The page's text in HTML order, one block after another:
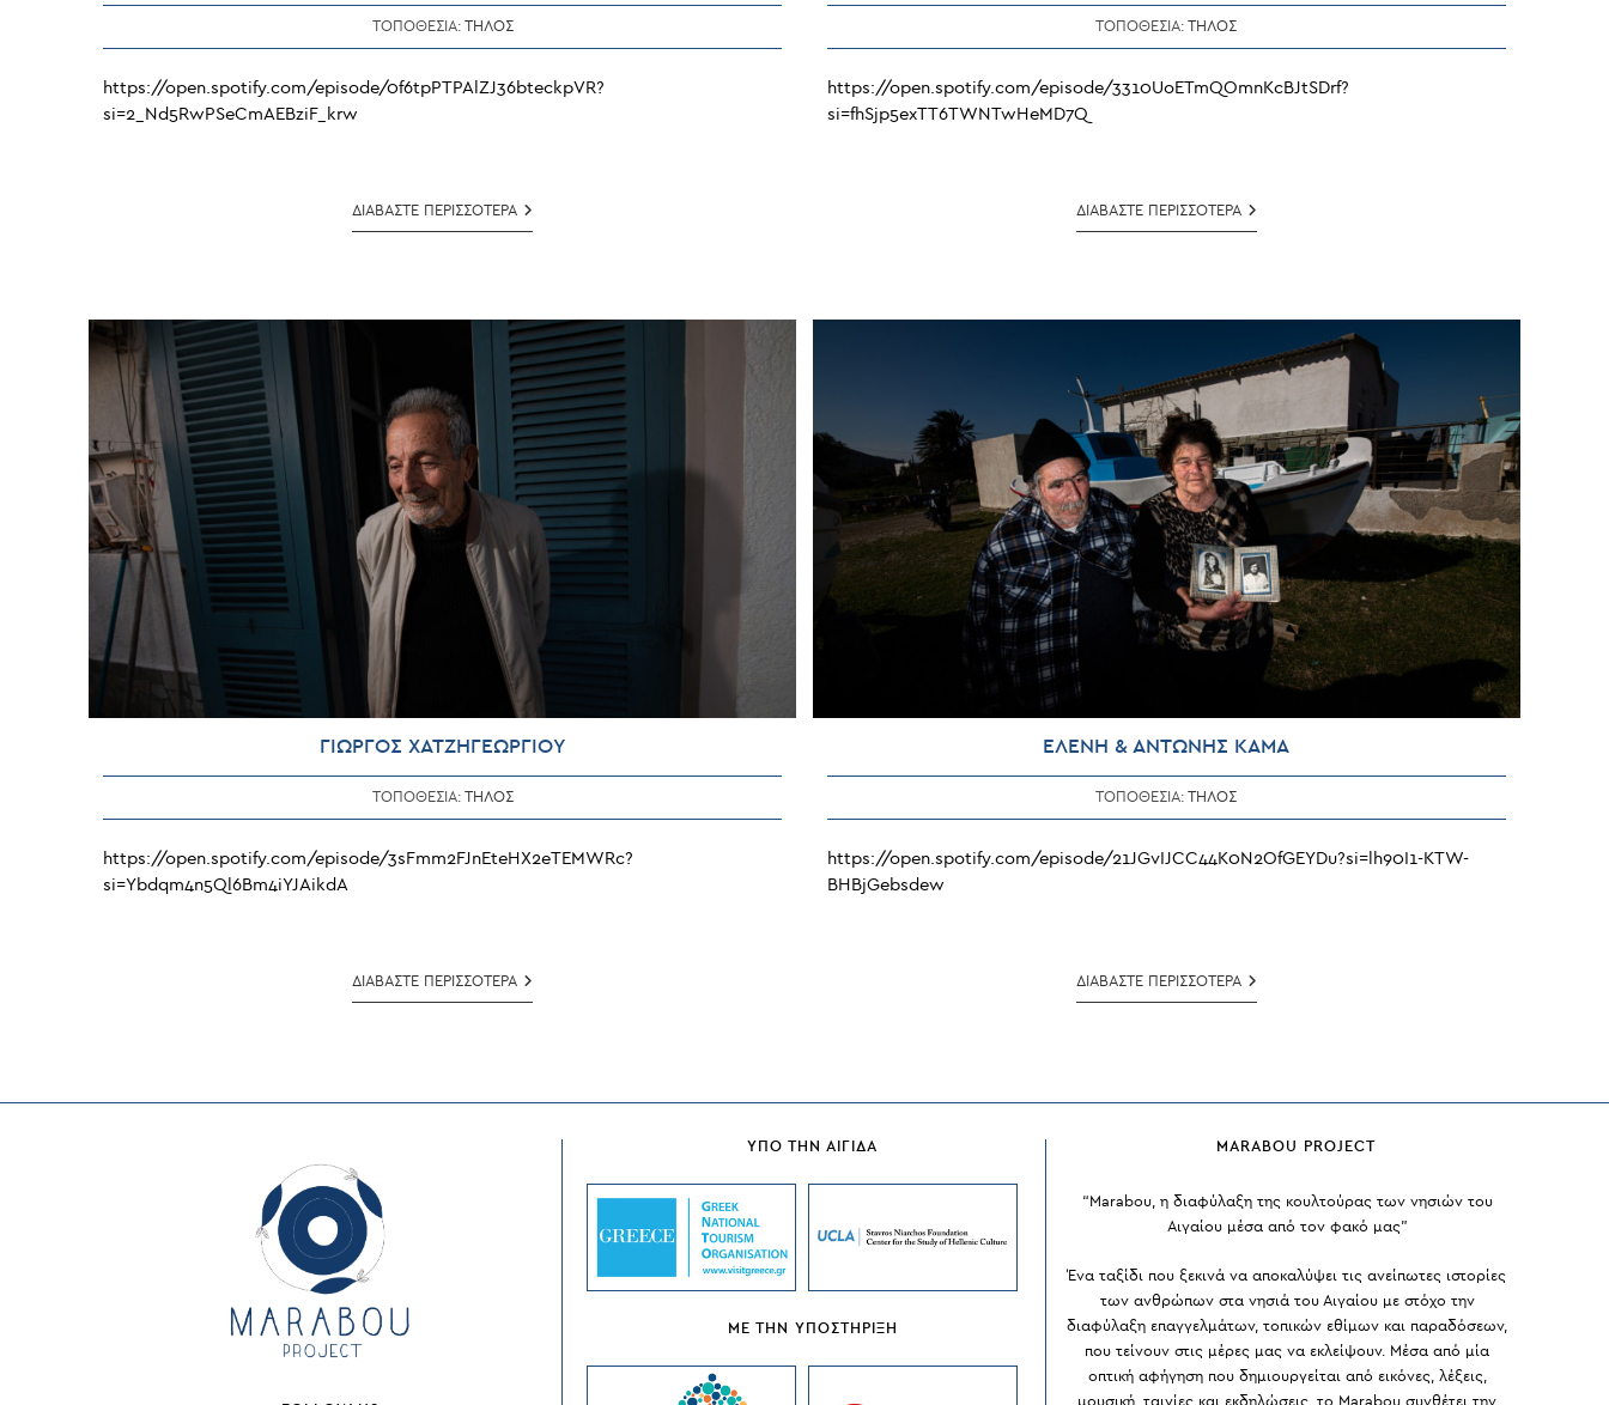
ΤΟΠΟΘΕΣΙΑ: ΤΗΛΟΣ
https://open.spotify.com/episode/0f6tpPTPAlZJ36bteckpVR?
si=2_Nd5RwPSeCmAEBziF_krw
ΔΙΑΒΑΣΤΕ ΠΕΡΙΣΣΟΤΕΡΑΝΙΚΟΛΑΟΣ
ΧΑΡΑΛΑΜΠΑΚΗΣ
ΤΟΠΟΘΕΣΙΑ:ΤΗΛΟΣ
https://open.spotify.com/episode/3310UoETmQOmnKcBJtSDrf?
si=fhSjp5exTT6TWNTwHeMD7Q
ΔΙΑΒΑΣΤΕ ΠΕΡΙΣΣΟΤΕΡΑΓΡΗΓΟΡΗΣ
ΛΙΑΝΟΥΡΑΚΗΣ
ΓΙΩΡΓΟΣ ΧΑΤΖΗΓΕΩΡΓΙΟΥ
ΤΟΠΟΘΕΣΙΑ: ΤΗΛΟΣ
https://open.spotify.com/episode/3sFmm2FJnEteHX2eTEMWRc?
si=Ybdqm4n5Ql6Bm4iYJAikdA
ΔΙΑΒΑΣΤΕ ΠΕΡΙΣΣΟΤΕΡΑΓΙΩΡΓΟΣ
ΧΑΤΖΗΓΕΩΡΓΙΟΥ
ΕΛΕΝΗ & ΑΝΤΩΝΗΣ ΚΑΜΑ
ΤΟΠΟΘΕΣΙΑ:ΤΗΛΟΣ
https://open.spotify.com/episode/21JGvIJCC44K0N2OfGEYDu?si=lh90I1-KTW-
BHBjGebsdew
ΔΙΑΒΑΣΤΕ ΠΕΡΙΣΣΟΤΕΡΑΕΛΕΝΗ
&
ΥΠΟ ΤΗΝ ΑΙΓΙΔΑ
ΜΕ ΤΗΝ ΥΠΟΣΤΗΡΙΞΗ
MARABOU PROJECT
“Marabou, η διαφύλαξη της κουλτούρας των νησιών του
Αιγαίου μέσα από τον φακό μας”
Ένα ταξίδι που ξεκινά να αποκαλύψει τις ανείπωτες ιστορίες
των ανθρώπων στα νησιά του Αιγαίου με στόχο την
διαφύλαξη επαγγελμάτων, τοπικών εθίμων και παραδόσεων,
που τείνουν στις μέρες μας να εκλείψουν. Μέσα από μία
οπτική αφήγηση που δημιουργείται από εικόνες, λέξεις,
μουσική, ταινίες και εκδηλώσεις, το Marabou συνθέτει την